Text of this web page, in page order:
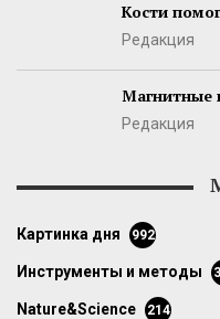
Кости
Редакция
Магнитные
Редакция
картинка дня 992
инструменты и методы
Nature&Science 214